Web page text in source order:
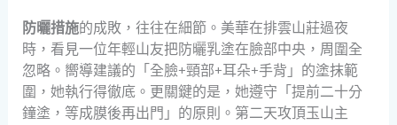
防曬措施的成敗，往往在細節。美華在排雲山莊過夜
時，看見一位年輕山友把防曬乳塗在臉部中央，周圍全
忽略。嚮導建議的「全臉+頸部+耳朵+手背」的塗抹範
圍，她執行得徹底。更關鍵的是，她遵守「提前二十分
鐘塗，等成膜後再出門」的原則。第二天攻頂玉山主